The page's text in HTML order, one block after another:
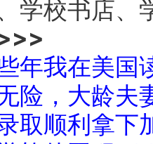
学校书店、
年我在美国
险，大龄夫
取顺利拿下